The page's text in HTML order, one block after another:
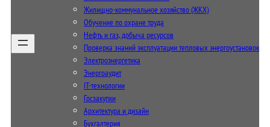
Жилищно-коммунальное хозяйство (ЖКХ)
Обучение по охране труда
Нефть и газ, добыча ресурсов
Проверка знаний эксплуатации тепловых энергоустановок
Электроэнергетика
Энергоаудит
IT-технологии
Госзакупки
Архитектура и дизайн
Бухгалтерия